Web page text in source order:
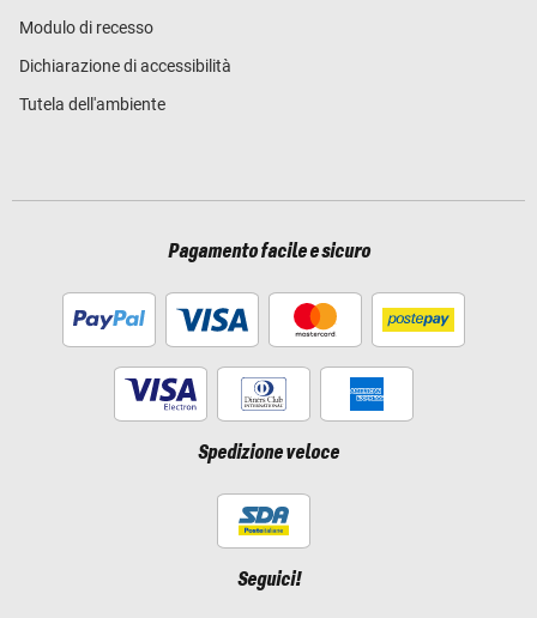
Modulo di recesso
Dichiarazione di accessibilità
Tutela dell'ambiente
Pagamento facile e sicuro
Spedizione veloce
Seguici!